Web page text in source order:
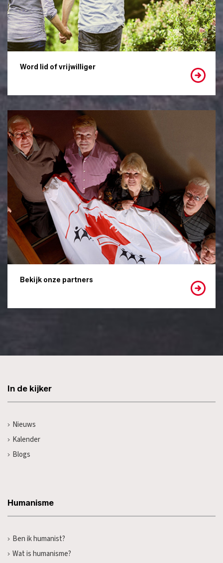
Word lid of vrijwilliger
Bekijk onze partners
In de kijker
Nieuws
Kalender
Blogs
Humanisme
Ben ik humanist?
Wat is humanisme?